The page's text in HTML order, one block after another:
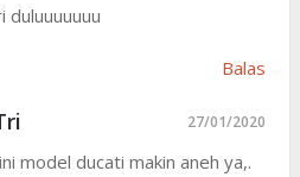
duluuuuuuu
Balas
27/01/2020
model ducati makin aneh ya,.